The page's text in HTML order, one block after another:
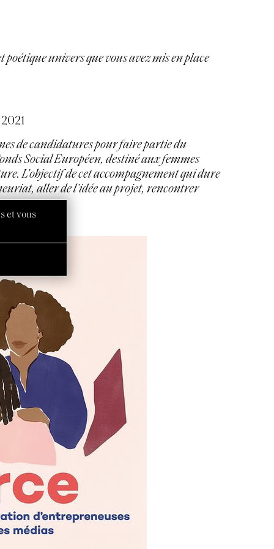
univers que vous avez mis en place
de candidatures pour faire partie du
Social Européen, destiné aux femmes
L'objectif de cet accompagnement qui dure
aller de l’idée au projet, rencontrer
et vous